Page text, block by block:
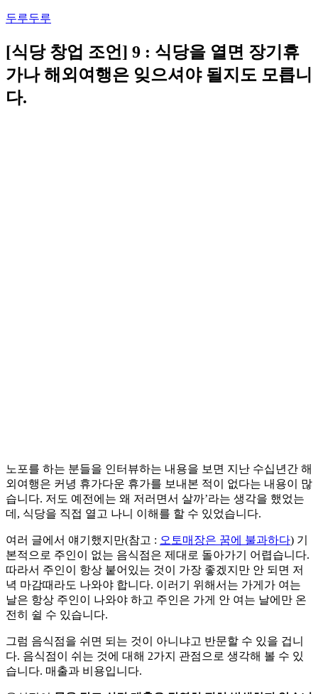
콘
츠
로
바
로
두루두루
[식당 창업 조언] 9 : 식당을 열면 장기휴
가나 해외여행은 잊으셔야 될지도 모릅니
다.
노포를 하는 분들을 인터뷰하는 내용을 보면 지난 수십년간 해
외여행은 커녕 휴가다운 휴가를 보내본 적이 없다는 내용이 많
습니다. 저도 예전에는 왜 저러면서 살까’라는 생각을 했었는
데, 식당을 직접 열고 나니 이해를 할 수 있었습니다.
여러 글에서 얘기했지만(참고 : 오토매장은 꿈에 불과하다) 기
본적으로 주인이 없는 음식점은 제대로 돌아가기 어렵습니다.
따라서 주인이 항상 붙어있는 것이 가장 좋겠지만 안 되면 저
녁 마감때라도 나와야 합니다. 이러기 위해서는 가게가 여는
날은 항상 주인이 나와야 하고 주인은 가게 안 여는 날에만 온
전히 쉴 수 있습니다.
그럼 음식점을 쉬면 되는 것이 아니냐고 반문할 수 있을 겁니
다. 음식점이 쉬는 것에 대해 2가지 관점으로 생각해 볼 수 있
습니다. 매출과 비용입니다.